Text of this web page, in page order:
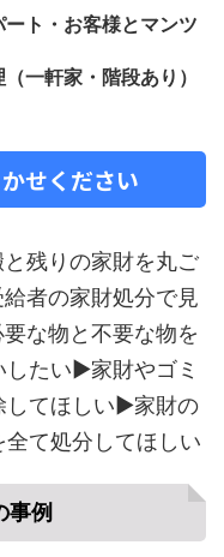
ト・お客様とマンツ
一軒家・階段あり）
せください
残りの家財を丸ご
者の家財処分で見
な物と不要な物を
たい▶家財やゴミ
してほしい▶家財の
て処分してほしい
事例